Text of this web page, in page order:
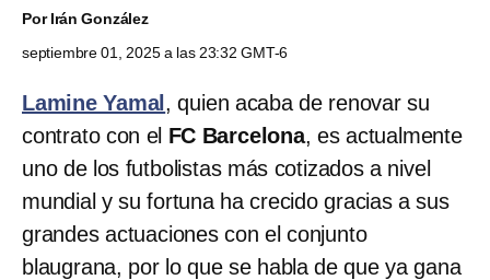
PorIrán González
septiembre 01, 2025 a las 23:32 GMT-6
Lamine Yamal , quien acaba de renovar su
contrato con el FC Barcelona, es actualmente
uno de los futbolistas más cotizados a nivel
mundial y su fortuna ha crecido gracias a sus
grandes actuaciones con el conjunto
blaugrana, por lo que se habla de que ya gana